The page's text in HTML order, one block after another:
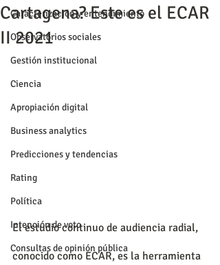
Caracterización y entendimiento
Observatorios sociales
Gestión institucional
Ciencia
Apropiación digital
Business analytics
Predicciones y tendencias
Rating
Política
Intención de voto
Consultas de opinión pública
Cartagena? Este es el ECAR
II 2021
El estudio continuo de audiencia radial,
conocido como ECAR, es la herramienta